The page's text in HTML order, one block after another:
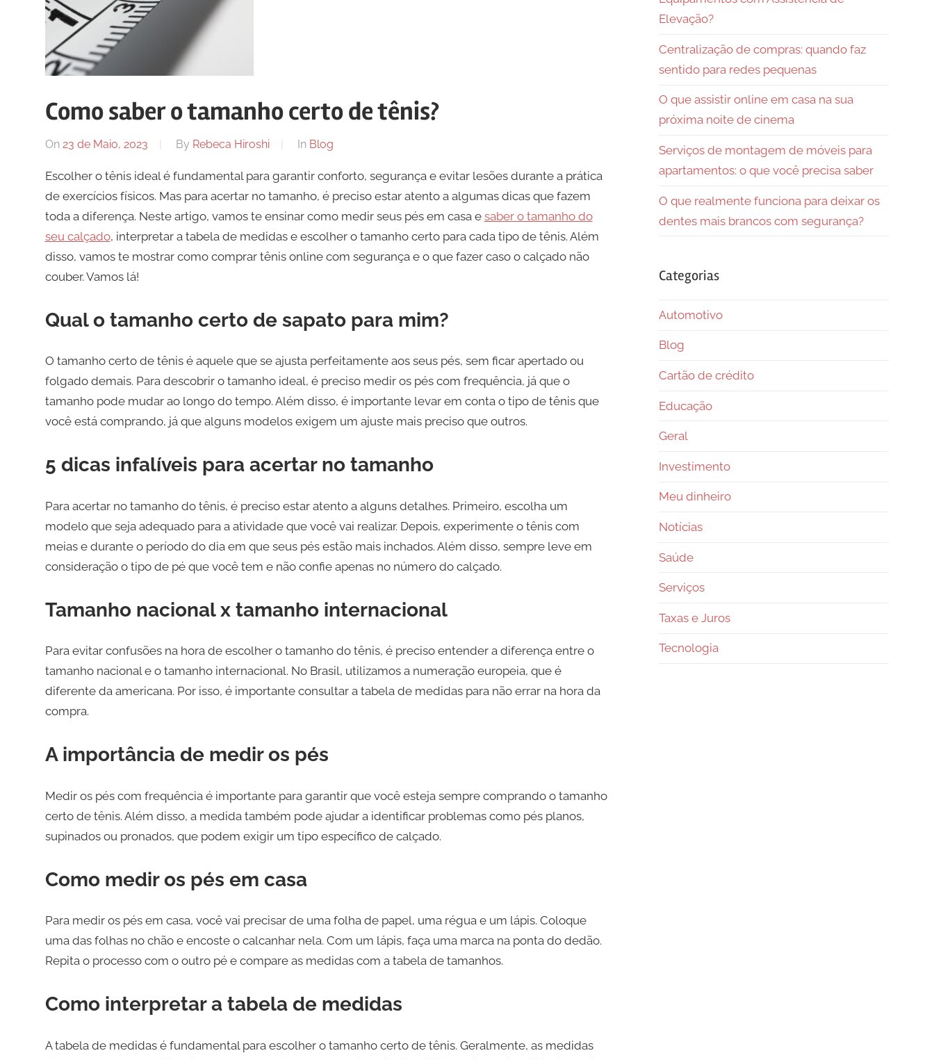
Como saber o tamanho certo de tênis?
On 23 de Maio, 2023 By Rebeca Hiroshi In Blog
Escolher o tênis ideal é fundamental para garantir conforto, segurança e evitar lesões durante a prática
de exercícios físicos. Mas para acertar no tamanho, é preciso estar atento a algumas dicas que fazem
toda a diferença. Neste artigo, vamos te ensinar como medir seus pés em casa e saber o tamanho do
seu calçado, interpretar a tabela de medidas e escolher o tamanho certo para cada tipo de tênis. Além
disso, vamos te mostrar como comprar tênis online com segurança e o que fazer caso o calçado não
couber. Vamos lá!
Qual o tamanho certo de sapato para mim?
O tamanho certo de tênis é aquele que se ajusta perfeitamente aos seus pés, sem ficar apertado ou
folgado demais. Para descobrir o tamanho ideal, é preciso medir os pés com frequência, já que o
tamanho pode mudar ao longo do tempo. Além disso, é importante levar em conta o tipo de tênis que
você está comprando, já que alguns modelos exigem um ajuste mais preciso que outros.
5 dicas infalíveis para acertar no tamanho
Para acertar no tamanho do tênis, é preciso estar atento a alguns detalhes. Primeiro, escolha um
modelo que seja adequado para a atividade que você vai realizar. Depois, experimente o tênis com
meias e durante o período do dia em que seus pés estão mais inchados. Além disso, sempre leve em
consideração o tipo de pé que você tem e não confie apenas no número do calçado.
Tamanho nacional x tamanho internacional
Para evitar confusões na hora de escolher o tamanho do tênis, é preciso entender a diferença entre o
tamanho nacional e o tamanho internacional. No Brasil, utilizamos a numeração europeia, que é
diferente da americana. Por isso, é importante consultar a tabela de medidas para não errar na hora da
compra.
A importância de medir os pés
Medir os pés com frequência é importante para garantir que você esteja sempre comprando o tamanho
certo de tênis. Além disso, a medida também pode ajudar a identificar problemas como pés planos,
supinados ou pronados, que podem exigir um tipo específico de calçado.
Como medir os pés em casa
Para medir os pés em casa, você vai precisar de uma folha de papel, uma régua e um lápis. Coloque
uma das folhas no chão e encoste o calcanhar nela. Com um lápis, faça uma marca na ponta do dedão.
Repita o processo com o outro pé e compare as medidas com a tabela de tamanhos.
Como interpretar a tabela de medidas
A tabela de medidas é fundamental para escolher o tamanho certo de tênis. Geralmente, as medidas
Elevação?
Centralização de compras: quando faz
sentido para redes pequenas
O que assistir online em casa na sua
próxima noite de cinema
Serviços de montagem de móveis para
apartamentos: o que você precisa saber
O que realmente funciona para deixar os
dentes mais brancos com segurança?
Categorias
Automotivo
Blog
Cartão de crédito
Educação
Geral
Investimento
Meu dinheiro
Notícias
Saúde
Serviços
Taxas e Juros
Tecnologia